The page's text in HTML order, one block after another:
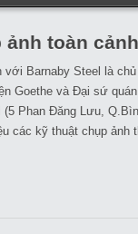
ảnh toàn
với Barnaby Steel là
Goethe và Đại sứ
(5 Phan Đăng Lưu,
các kỹ thuật chụp